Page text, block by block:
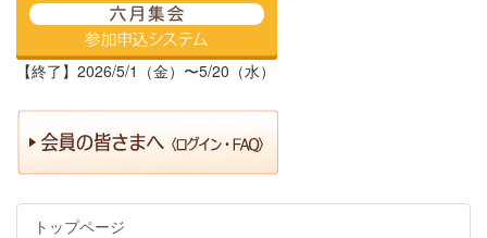
【終了】2026/5/1（金）〜5/20（水）
トップページ